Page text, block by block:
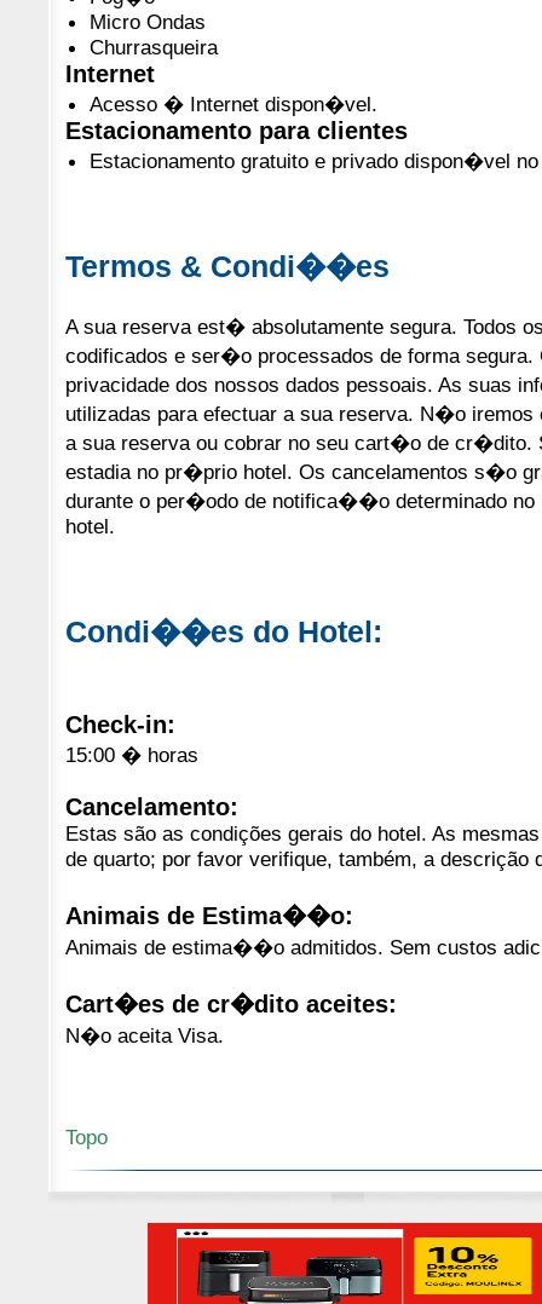
Micro Ondas
Churrasqueira
Internet
Acesso � Internet dispon�vel.
Estacionamento para clientes
Estacionamento gratuito e privado dispon�vel
Termos & Condi��es
A sua reserva est� absolutamente segura. Todos
codificados e ser�o processados de forma segura.
privacidade dos nossos dados pessoais. As
utilizadas para efectuar a sua reserva. N�o iremos
a sua reserva ou cobrar no seu cart�o de cr�dito.
estadia no pr�prio hotel. Os cancelamentos s�o
durante o per�odo de notifica��o determinado no
hotel.
Condi��es do Hotel:
Check-in:
15:00 � horas
Cancelamento:
Estas são as condições gerais do hotel. As
de quarto; por favor verifique, também, a descrição
Animais de Estima��o:
Animais de estima��o admitidos. Sem custos
Cart�es de cr�dito aceites:
N�o aceita Visa.
Topo